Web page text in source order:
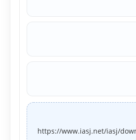
https://www.iasj.net/iasj/